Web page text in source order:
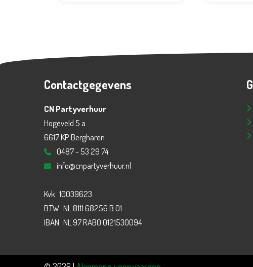
Contactgegevens
CN Partyverhuur
Hogeveld 5 a
6617 KP Bergharen
0487 - 53 29 74
info@cnpartyverhuur.nl
Kvk: 10039623
BTW: NL 8111 68256 B 01
IBAN: NL 97 RABO 0121530094